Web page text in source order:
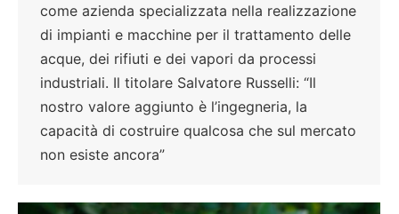
come azienda specializzata nella realizzazione
di impianti e macchine per il trattamento delle
acque, dei rifiuti e dei vapori da processi
industriali. Il titolare Salvatore Russelli: “Il
nostro valore aggiunto è l’ingegneria, la
capacità di costruire qualcosa che sul mercato
non esiste ancora”